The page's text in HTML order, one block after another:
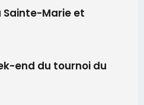
la disparition du
Saint Exupery